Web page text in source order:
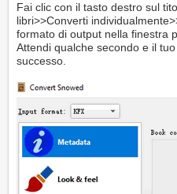
Fai clic con il tasto destro sul
libri>>Converti
formato di output nella finestra
Attendi qualche secondo e il
successo.